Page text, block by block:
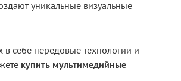
уникальные визуальные
себе передовые технологии и
купить мультимедийные